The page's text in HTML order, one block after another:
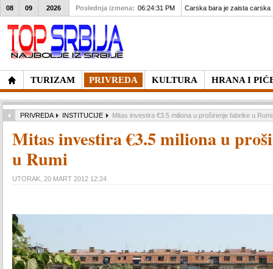
TURIZAM PRIVREDA KULTURA HRANA I
08 09 2026 Poslednja izmena: 06:24:31 PM Carska bara je zaista carska
PRIVREDA INSTITUCIJE Mitas investira €3.5 miliona u proširenje fabrike u Rumi
Mitas investira €3.5 miliona u
u Rumi
UTORAK, 20 MART 2012 12:24